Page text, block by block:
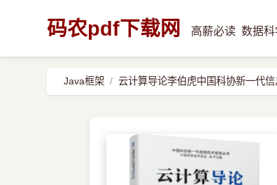
码农pdf下载网 高薪必读 数据
Java框架 云计算导论李伯虎中国科协新一代